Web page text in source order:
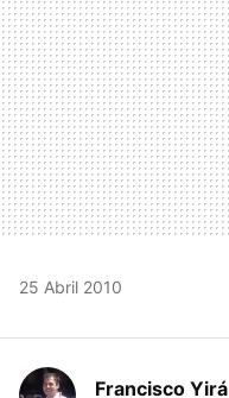
25 Abril 2010
Francisco Yirá